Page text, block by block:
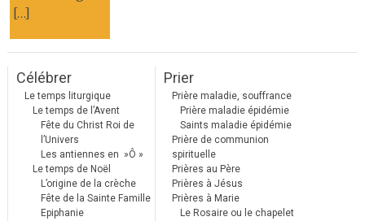
[…]
Célébrer
Le temps liturgique
Le temps de l’Avent
Fête du Christ Roi de
l’Univers
Les antiennes en »Ô »
Le temps de Noël
L’origine de la crèche
Fête de la Sainte Famille
Epiphanie
Prier
Prière maladie, souffrance
Prière maladie épidémie
Saints maladie épidémie
Prière de communion
spirituelle
Prières au Père
Prières à Jésus
Prières à Marie
Le Rosaire ou le chapelet